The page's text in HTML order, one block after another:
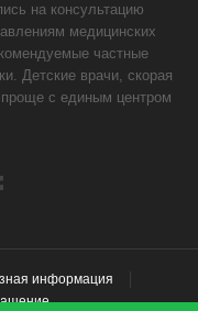
на консультацию
медицинских
частные
Детские врачи, скорая
с единым центром
информация